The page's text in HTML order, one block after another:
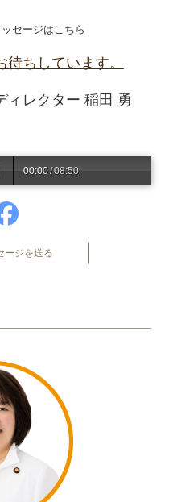
セージはこちら
ちしています。
ィレクター 稲田 勇
00:00/08:50
ージを送る